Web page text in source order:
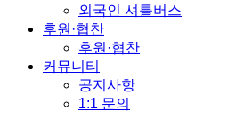
외국인 셔틀버스
후원·협찬
후원·협찬
커뮤니티
공지사항
1:1 문의